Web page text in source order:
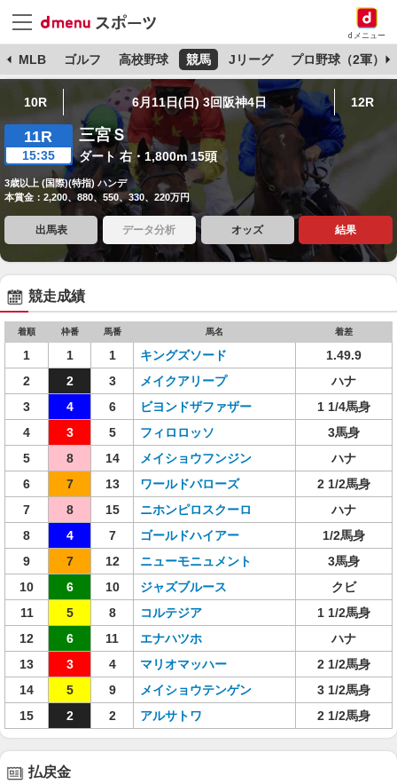
dメニュー
MLB ゴルフ 高校野球 競馬 Jリーグ プロ野球（2軍）
10R 6月11日(日) 3回阪神4日 12R
11R
15:35
三宮Ｓ
ダート 右・1,800m 15頭
3歳以上 (国際)(特指) ハンデ
本賞金：2,200、880、550、330、220万円
出馬表 データ分析 オッズ 結果
競走成績
着順 枠番 馬番 馬名 着差
1 1 1 キングズソード
1.49.9
2
2 3 メイクアリープ
ハナ
3
4 6 ビヨンドザファザー
1 1/4馬身
4
3 5 フィロロッソ
3馬身
5
8 14 メイショウフンジン
ハナ
6
7 13 ワールドバローズ
2 1/2馬身
7
8 15 ニホンピロスクーロ
ハナ
8
4 7 ゴールドハイアー
1/2馬身
9
7 12 ニューモニュメント
3馬身
10
6 10 ジャズブルース
クビ
11
5 8 コルテジア
1 1/2馬身
12
6 11 エナハツホ
ハナ
13
3 4 マリオマッハー
2 1/2馬身
14
5 9 メイショウテンゲン
3 1/2馬身
15
2 2 アルサトワ 2 1/2馬身
払戻金